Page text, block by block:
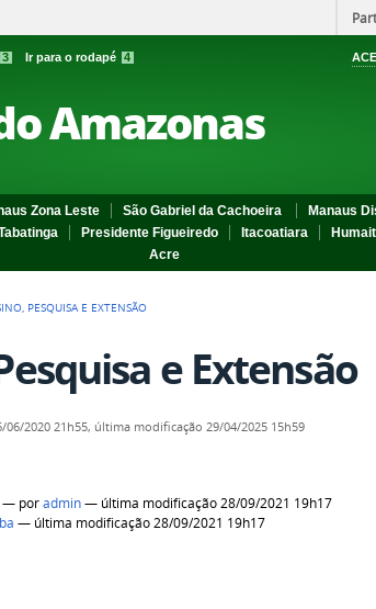
3 Ir para o rodapé 4
Amazonas
Zona Leste São Gabriel da Cachoeira
Manaus
Presidente Figueiredo Itacoatiara
Acre
PESQUISA E EXTENSÃO
e Extensão
06/2020 21h55, última modificação 29/04/2025 15h59
— poradmin— última modificação 28/09/2021 19h17
— última modificação 28/09/2021 19h17